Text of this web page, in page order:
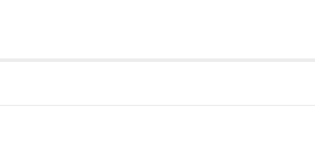
べくお早めにお召し上がりください。